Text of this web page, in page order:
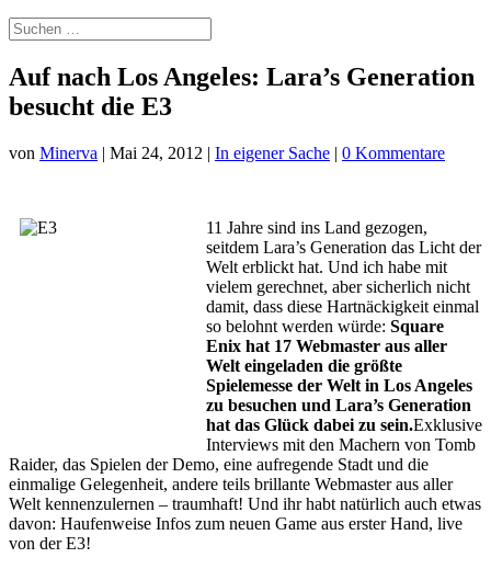
Auf nach Los Angeles: Lara’s Generation
besucht die E3
von Minerva | Mai 24, 2012 | In eigener Sache | 0 Kommentare
11 Jahre sind ins Land gezogen,
seitdem Lara’s Generation das Licht der
Welt erblickt hat. Und ich habe mit
vielem gerechnet, aber sicherlich nicht
damit, dass diese Hartnäckigkeit einmal
so belohnt werden würde: Square
Enix hat 17 Webmaster aus aller
Welt eingeladen die größte
Spielemesse der Welt in Los Angeles
zu besuchen und Lara’s Generation
hat das Glück dabei zu sein.Exklusive
Interviews mit den Machern von Tomb
Raider, das Spielen der Demo, eine aufregende Stadt und die
einmalige Gelegenheit, andere teils brillante Webmaster aus aller
Welt kennenzulernen – traumhaft! Und ihr habt natürlich auch etwas
davon: Haufenweise Infos zum neuen Game aus erster Hand, live
von der E3!